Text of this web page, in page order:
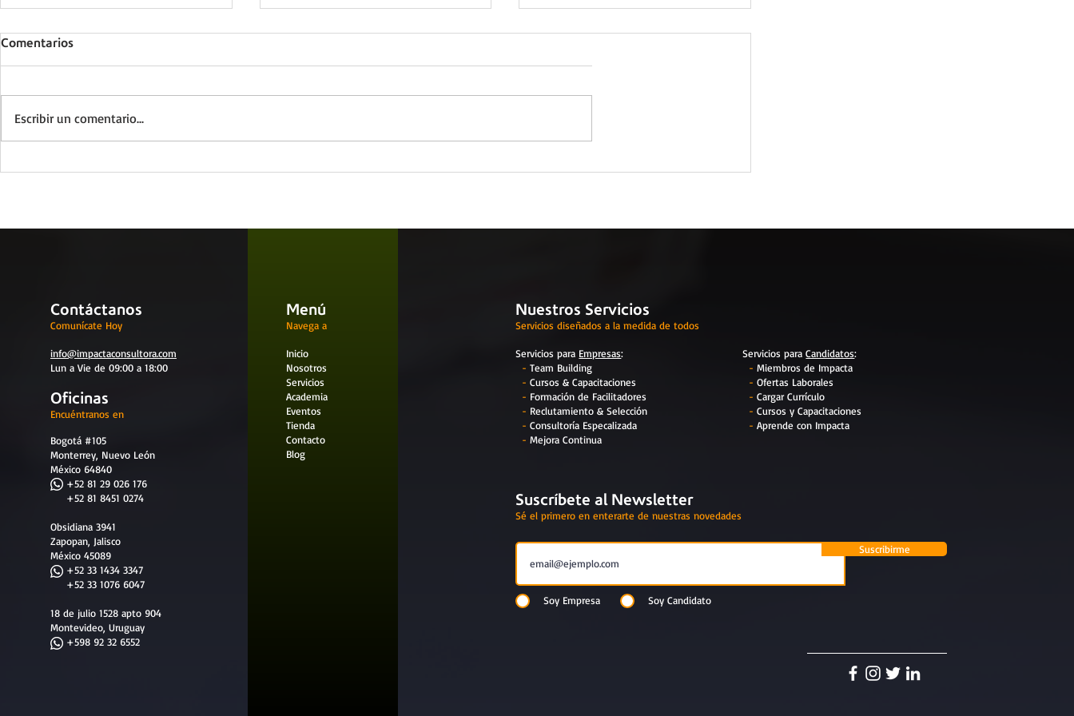
Comentarios
Escribir un comentario...
Contáctanos
Comunícate Hoy
info@impactaconsultora.com
Lun a Vie de 09:00 a 18:00
Oficinas
Encuéntranos en
Bogotá #105
Monterrey, Nuevo León
México 64840
​ +52 81 29 026 176
+52 81 8451 0274
Obsidiana 3941
Zapopan, Jalisco
México 45089
+52 33 1434 3347
+52 33 1076 6047
18 de julio 1528 apto 904
Montevideo, Uruguay
+598 92 32 6552
Menú
Navega a
Inicio
Nosotros
Servicios
Academia
Eventos
Tienda
Contacto
Blog
Nuestros Servicios
Servicios diseñados a la medida de todos
Servicios para Empresas:
- Team Building
- Cursos & Capacitaciones
- Formación de Facilitadores
- Reclutamiento & Selección
- Consultoría Especalizada
- Mejora Continua
Servicios paraCandidatos:
- Miembros de Impacta
- Ofertas Laborales
- Cargar Currículo
- Cursos y Capacitaciones
- Aprende con Impacta
Suscríbete al Newsletter
Sé el primero en enterarte de nuestras novedades
Suscribirme
Soy Empresa Soy Candidato